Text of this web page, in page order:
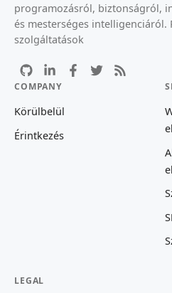
programozásról, biztonságról,
és mesterséges intelligenciáról.
szolgáltatások
COMPANY
Körülbelül
Érintkezés
LEGAL